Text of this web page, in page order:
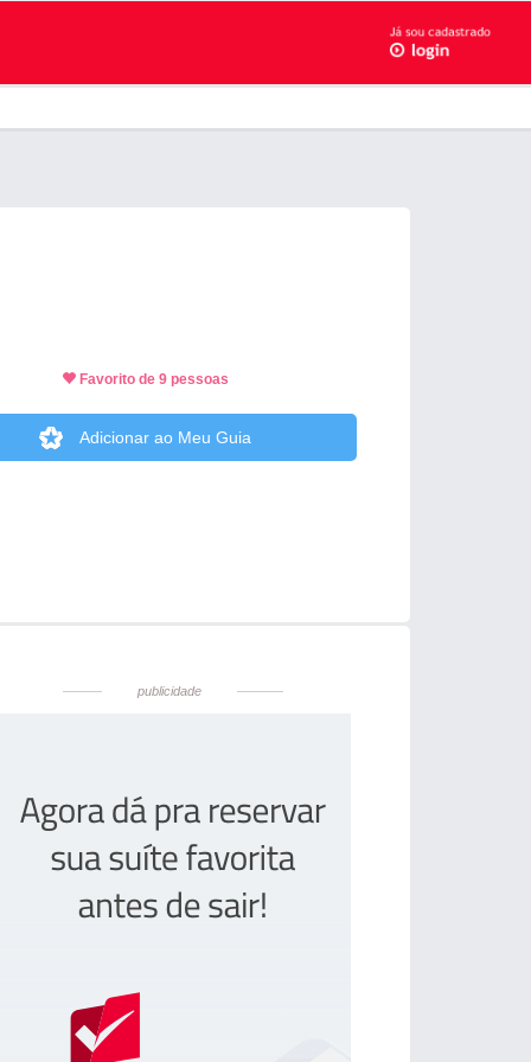
Favorito de 9 pessoas
Adicionar ao Meu Guia